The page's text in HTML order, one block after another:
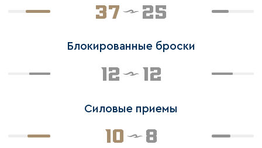
37 25
Блокированные броски
12 12
Силовые приемы
10 8